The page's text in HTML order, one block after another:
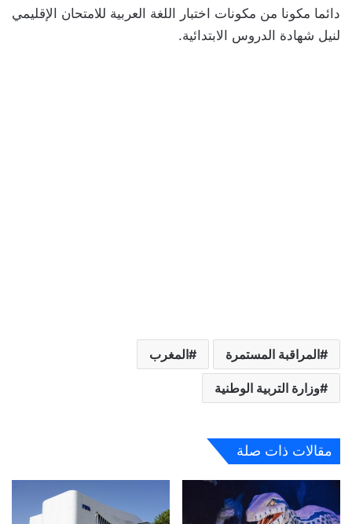
دائما مكونا من مكونات اختبار اللغة العربية للامتحان الإقليمي
لنيل شهادة الدروس الابتدائية.
المراقبة المستمرة المغرب
وزارة التربية الوطنية
مقالات ذات صلة